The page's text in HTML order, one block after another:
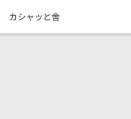
カシャッと舎